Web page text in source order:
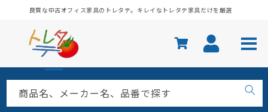
ンツに
良質な中古オフィス家具のトレタテ。キレイなトレタテ家具だけを厳選
商品名、メーカー名、品番で探す